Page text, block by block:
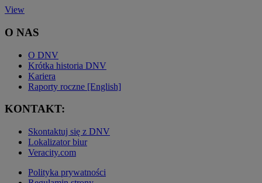
View
O NAS
O DNV
Krótka historia DNV
Kariera
Raporty roczne [English]
KONTAKT:
Skontaktuj się z DNV
Lokalizator biur
Veracity.com
Polityka prywatności